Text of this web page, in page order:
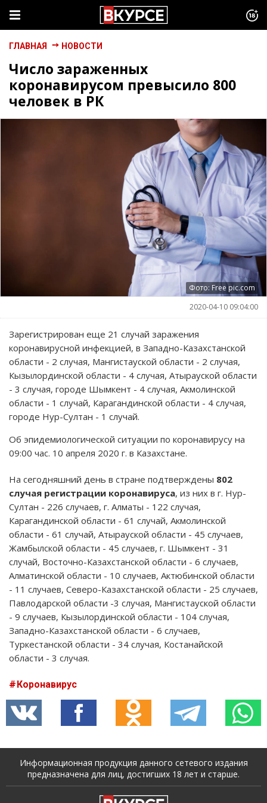
ГЛАВНАЯ НОВОСТИ
Число зараженных
коронавирусом превысило 800
человек в РК
Фото: Free pic.com
2020-04-10 09:04:00
Зарегистрирован еще 21 случай заражения
коронавирусной инфекцией, в Западно-Казахстанской
области - 2 случая, Мангистауской области - 2 случая,
Кызылординской области - 4 случая, Атырауской области
- 3 случая, городе Шымкент - 4 случая, Акмолинской
области - 1 случай, Карагандинской области - 4 случая,
городе Нур-Султан - 1 случай.
Об эпидемиологической ситуации по коронавирусу на
09:00 час. 10 апреля 2020 г. в Казахстане.
На сегодняшний день в стране подтверждены 802
случая регистрации коронавируса, из них в г. Нур-
Султан - 226 случаев, г. Алматы - 122 случая,
Карагандинской области - 61 случай, Акмолинской
области - 61 случай, Атырауской области - 45 случаев,
Жамбылской области - 45 случаев, г. Шымкент - 31
случай, Восточно-Казахстанской области - 6 случаев,
Алматинской области - 10 случаев, Актюбинской области
- 11 случаев, Северо-Казахстанской области - 25 случаев,
Павлодарской области -3 случая, Мангистауской области
- 9 случаев, Кызылординской области - 104 случая,
Западно-Казахстанской области - 6 случаев,
Туркестанской области - 34 случая, Костанайской
области - 3 случая.
Коронавирус
Информационная продукция данного сетевого издания
предназначена для лиц, достигших 18 лет и старше.